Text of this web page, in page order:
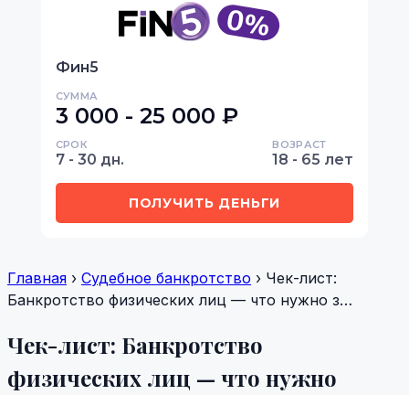
Фин5
СУММА
3 000 - 25 000 ₽
СРОК
7 - 30 дн.
ВОЗРАСТ
18 - 65 лет
ПОЛУЧИТЬ ДЕНЬГИ
Главная › Судебное банкротство › Чек-лист:
Банкротство физических лиц — что нужно з…
Чек-лист: Банкротство
физических лиц — что нужно